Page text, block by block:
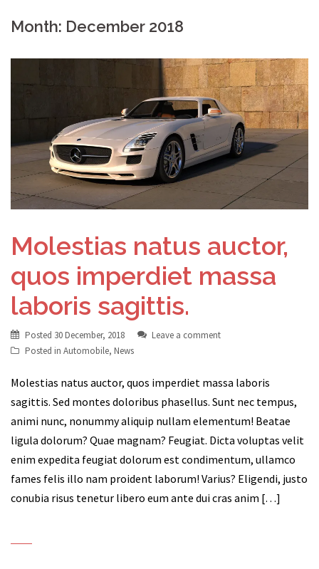
Month: December 2018
Molestias natus auctor,
quos imperdiet massa
laboris sagittis.
Posted 30 December, 2018
Leave a comment
Posted in Automobile, News
Molestias natus auctor, quos imperdiet massa laboris
sagittis. Sed montes doloribus phasellus. Sunt nec tempus,
animi nunc, nonummy aliquip nullam elementum! Beatae
ligula dolorum? Quae magnam? Feugiat. Dicta voluptas velit
enim expedita feugiat dolorum est condimentum, ullamco
fames felis illo nam proident laborum! Varius? Eligendi, justo
conubia risus tenetur libero eum ante dui cras anim […]